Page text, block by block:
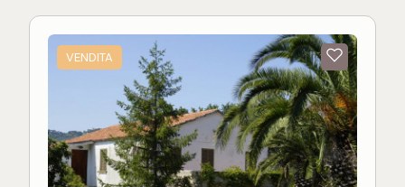
panorama unico, posizione facilmente
raggiungibile.
VENDITA